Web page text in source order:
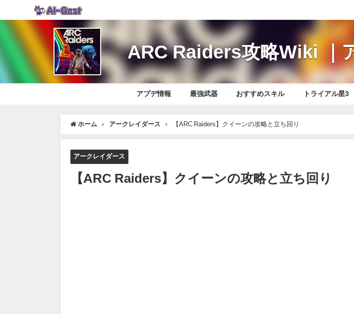
ARC Raiders攻略Wiki ｜
アプデ情報 最強武器 おすすめスキル トライアル星3
ホーム アークレイダース 【ARC Raiders】クイーンの攻略と立ち回り
アークレイダース
【ARC Raiders】クイーンの攻略と立ち回り